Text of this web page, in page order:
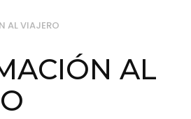
AL VIAJERO
AL